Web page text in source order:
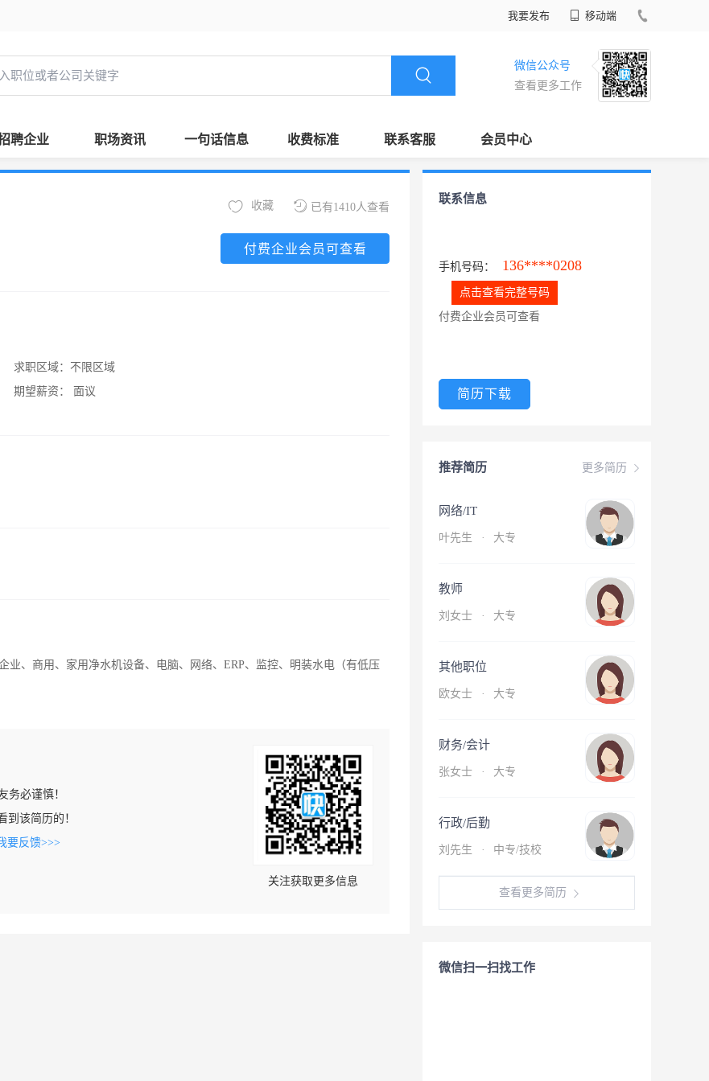
我要发布 移动端
微信公众号
查看更多工作
聘企业 职场资讯 一句话信息 收费标准 联系客服 会员中心
已有1410人查看
收藏
付费企业会员可查看
求职区域： 不限区域
期望薪资：
面议
、商用、家用净水机设备、电脑、网络、ERP、监控、明装水电（有低压
务必谨慎！
到该简历的！
要反馈>>>
关注获取更多信息
联系信息
手机号码： 136****0208
点击查看完整号码
付费企业会员可查看
简历下载
更多简历
推荐简历
网络/IT
叶先生 · 大专
教师
刘女士 · 大专
其他职位
欧女士 · 大专
财务/会计
张女士 · 大专
行政/后勤
刘先生 · 中专/技校
查看更多简历
微信扫一扫找工作